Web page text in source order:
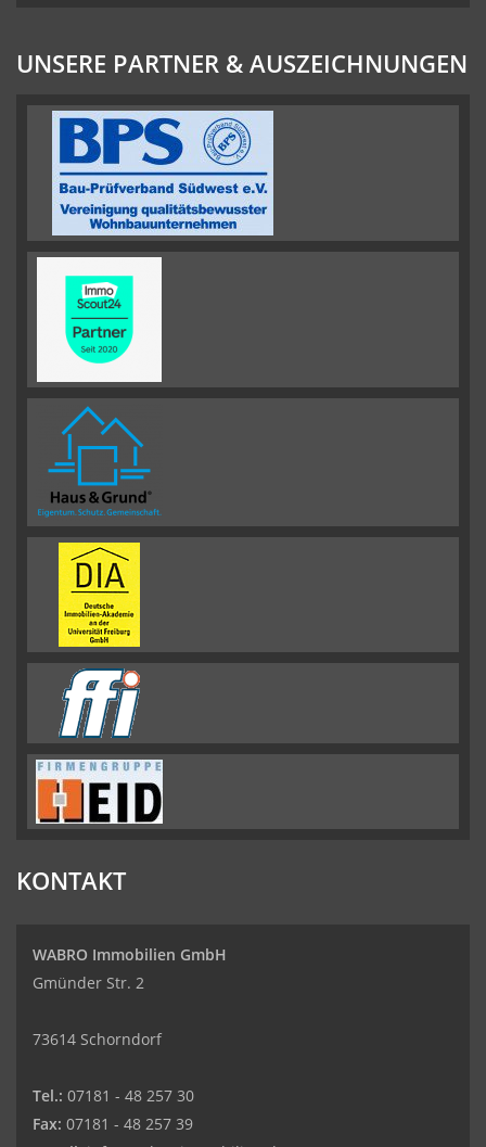
UNSERE PARTNER & AUSZEICHNUNGEN
KONTAKT
WABRO Immobilien GmbH
Gmünder Str. 2
73614 Schorndorf
Tel.: 07181 - 48 257 30
Fax: 07181 - 48 257 39